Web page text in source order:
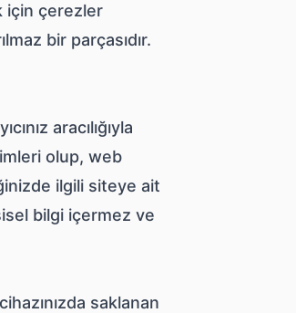
için çerezler
bir parçasıdır.
aracılığıyla
olup, web
ilgili siteye ait
bilgi içermez ve
saklanan